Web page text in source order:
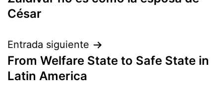
de
César
Entrada siguiente
From Welfare State to Safe State in
Latin America